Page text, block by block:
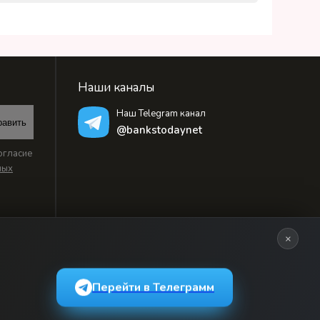
Наши каналы
Наш Telegram канал
@bankstodaynet
соглашением
×
Перейти в Телеграмм